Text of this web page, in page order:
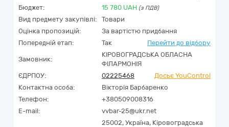
Бюджет: 15 780 UAH (з ПДВ)
Вид предмету закупівлі:
Товари
Оцінка пропозицій:
За вартістю придбання
Попередній етап:
Так Перейти до відбору
Замовник:
КІРОВОГРАДСЬКА ОБЛАСНА
ФІЛАРМОНІЯ
ЄДРПОУ:
02225468
Досьє YouControl
Контактна особа:
Вікторія Барбаренко
Телефон:
+380509008316
E-mail:
vvbar-25@ukr.net
25002, Україна, Кіровоградська